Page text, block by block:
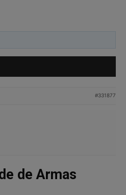
#331877
de Armas